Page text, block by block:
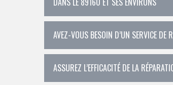
AVEZ-VOUS BESOIN D’UN SERVICE DE
ASSUREZ L’EFFICACITÉ DE LA